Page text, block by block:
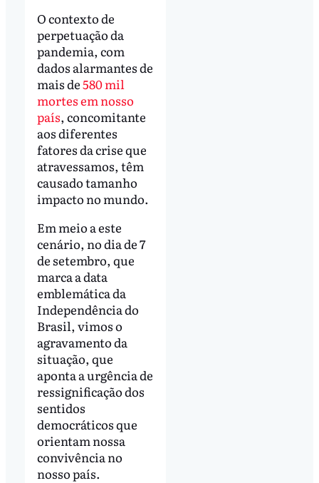
O contexto de
perpetuação da
pandemia, com
dados alarmantes de
mais de580 mil
mortes em nosso
país, concomitante
aos diferentes
fatores da crise que
atravessamos, têm
causado tamanho
impacto no mundo.
Em meio a este
cenário, no dia de 7
de setembro, que
marca a data
emblemática da
Independência do
Brasil, vimos o
agravamento da
situação, que
aponta a urgência de
ressignificação dos
sentidos
democráticos que
orientam nossa
convivência no
nosso país.